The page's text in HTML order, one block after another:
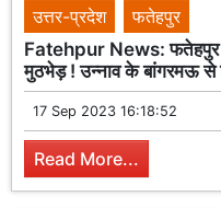
उत्तर-प्रदेश
फतेहपुर
Fatehpur News: फतेहपुर
मुठभेड़ ! उन्नाव के बांगरमऊ से
17 Sep 2023 16:18:52
Read More...